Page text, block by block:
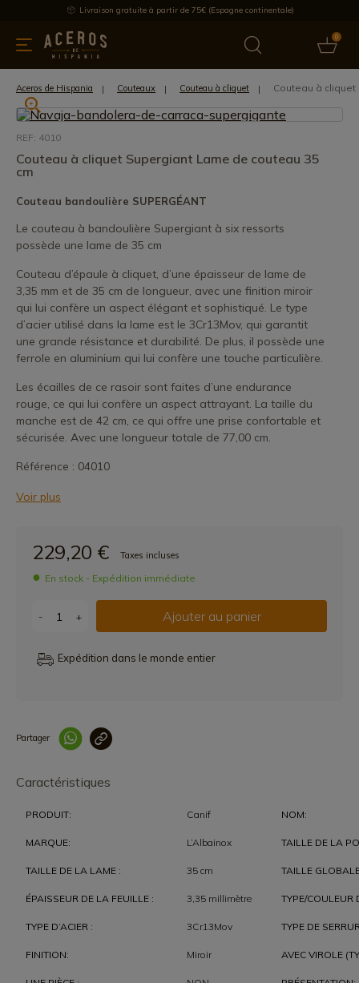
Livraison gratuite à partir de 75€ (Espagne continentale)
0
de cuisine Offre Dernières nouvelles Meilleures ventes
Aceros de Hispania Couteaux Couteau à cliquet Couteau à
REF: 4010
Couteau à cliquet Supergiant Lame de couteau 35
cm
Couteau bandoulière SUPERGÉANT
Le couteau à bandoulière Supergiant à six ressorts
possède une lame de 35 cm
Couteau d’épaule à cliquet, d’une épaisseur de lame de
3,35 mm et de 35 cm de longueur, avec une finition miroir
qui lui confère un aspect élégant et sophistiqué. Le type
d’acier utilisé dans la lame est le 3Cr13Mov, qui garantit
une grande résistance et durabilité. De plus, il possède une
ferrole en aluminium qui lui confère une touche particulière.
Les écailles de ce rasoir sont faites d’une endurance
rouge, ce qui lui confère un aspect attrayant. La taille du
manche est de 42 cm, ce qui offre une prise confortable et
sécurisée. Avec une longueur totale de 77,00 cm.
Référence : 04010
Voir plus
229,20 € Taxes incluses
En stock - Expédition immédiate
- + Ajouter au panier
Expédition dans le monde entier
Partager
Caractéristiques
PRODUIT: Canif NOM:
MARQUE: L’Albainox TAILLE DE LA
TAILLE DE LA LAME : 35 cm TAILLE
ÉPAISSEUR DE LA FEUILLE : 3,35 millimètre TYPE/COULEUR
TYPE D’ACIER : 3Cr13Mov TYPE DE
FINITION: Miroir AVEC VIROLE